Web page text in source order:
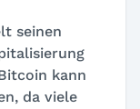
seinen
kann
da viele